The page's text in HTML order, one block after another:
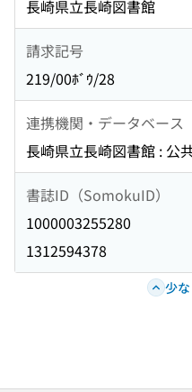
長崎県立長崎図書館
請求記号
219/00ﾎﾞｳ/28
連携機関・データベース
長崎県立長崎図書館 : 公
書誌ID（SomokuID）
1000003255280
1312594378
少